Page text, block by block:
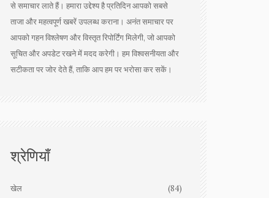
से समाचार लाते हैं। हमारा उद्देश्य है प्रतिदिन आपको सबसे
ताजा और महत्वपूर्ण खबरें उपलब्ध कराना। अनंत समाचार पर
आपको गहन विश्लेषण और विस्तृत रिपोर्टिंग मिलेगी, जो आपको
सूचित और अपडेट रखने में मदद करेगी। हम विश्वसनीयता और
सटीकता पर जोर देते हैं, ताकि आप हम पर भरोसा कर सकें।
श्रेणियाँ
खेल (84)